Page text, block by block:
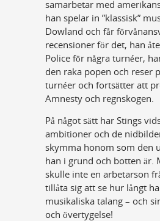
samarbetar med
han spelar in ”klassisk”
Dowland och får
recensioner för det, han
Police för några turnéer,
den raka popen och reser
turnéer och fortsätter att
Amnesty och regnskogen.
På något sätt har Stings
ambitioner och de
skymma honom som den
han i grund och botten är.
skulle inte en arbetarson
tillåta sig att se hur långt
musikaliska talang – och
och övertygelse!